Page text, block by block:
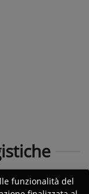
funzionalità del